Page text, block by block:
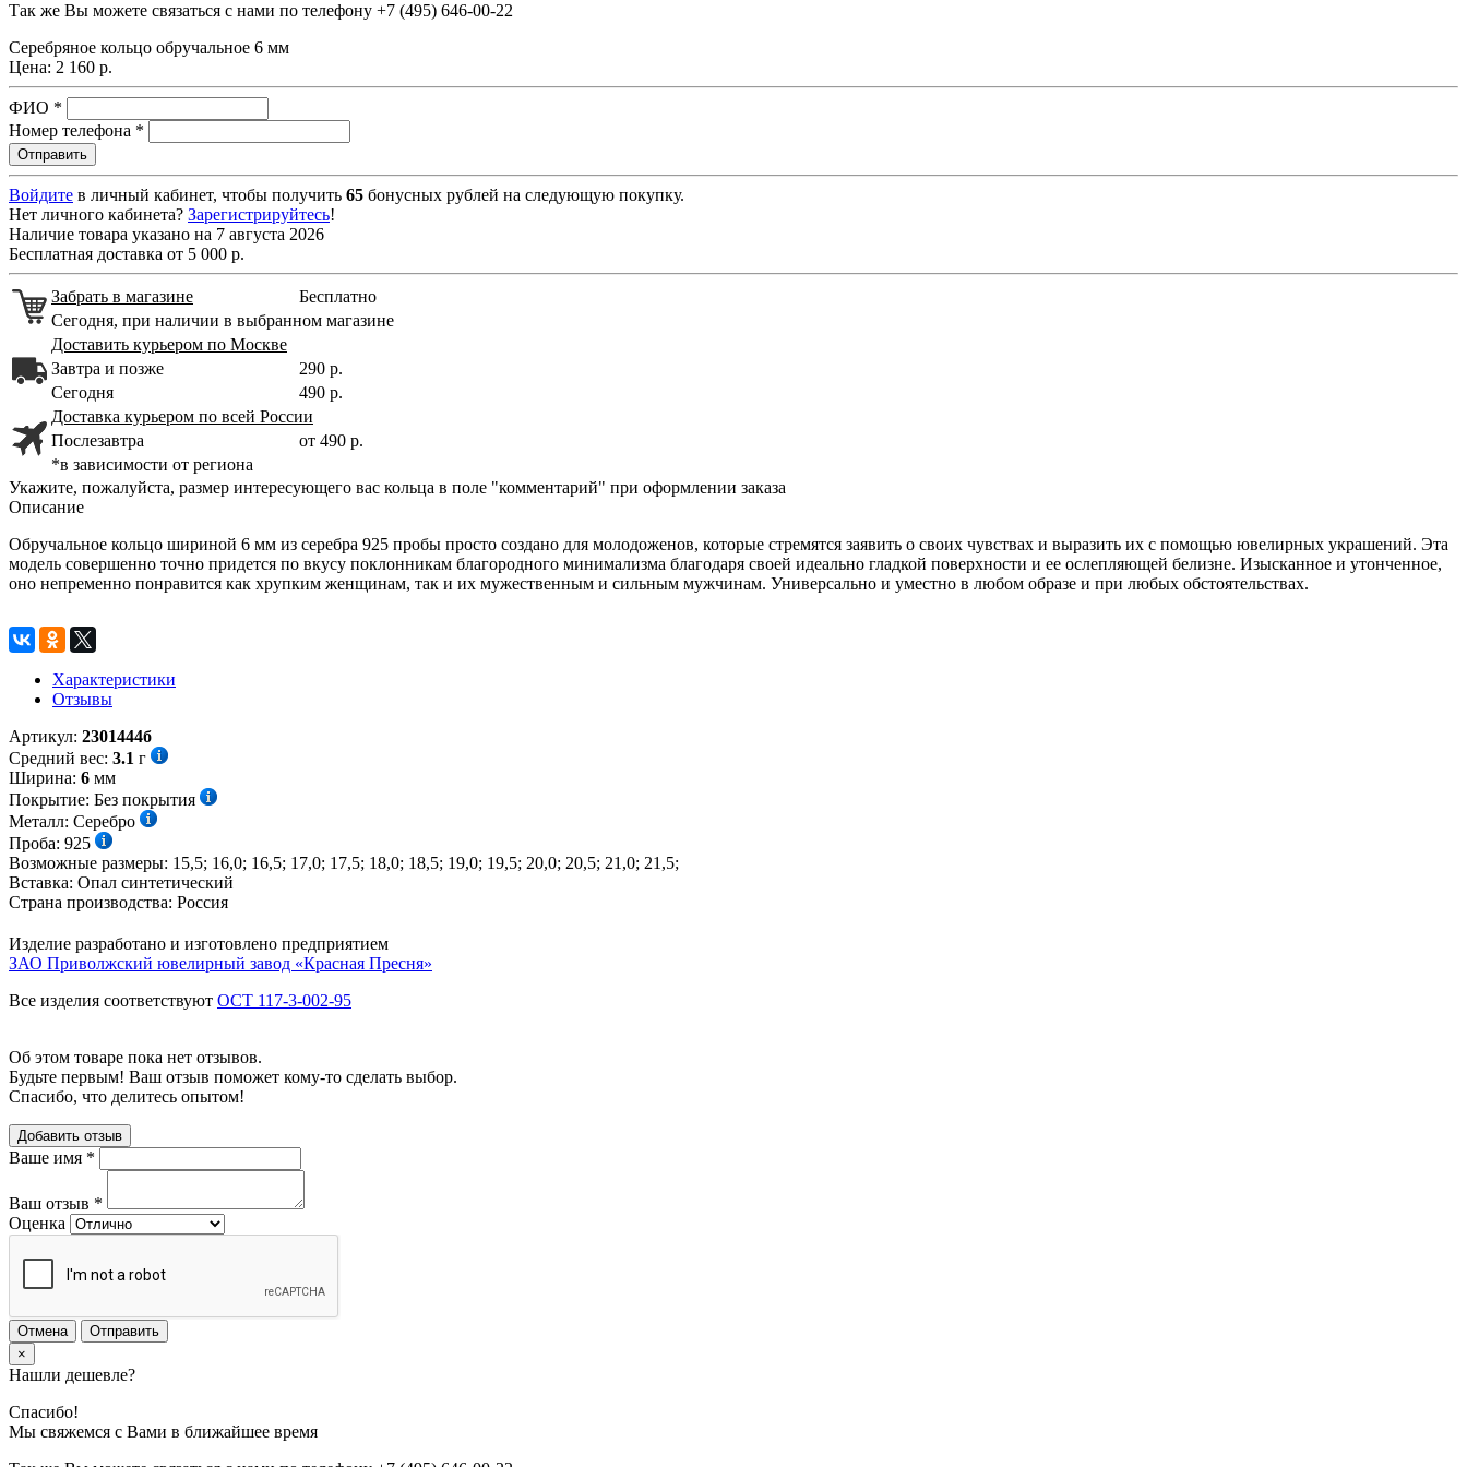
Так же Вы можете связаться с нами по телефону +7 (495) 646-00-22
Серебряное кольцо обручальное 6 мм
Цена: 2 160 р.
ФИО *
Номер телефона *
Войдите в личный кабинет, чтобы получить 65 бонусных рублей на следующую покупку.
Нет личного кабинета? Зарегистрируйтесь!
Наличие товара указано на 7 августа 2026
Бесплатная доставка от 5 000 р.
Забрать в магазине
Бесплатно
Сегодня, при наличии в выбранном магазине
Доставить курьером по Москве
Завтра и позже
290 р.
Сегодня
490 р.
Доставка курьером по всей России
Послезавтра
от 490 р.
*в зависимости от региона
Укажите, пожалуйста, размер интересующего вас кольца в поле "комментарий" при оформлении заказа
Описание
Обручальное кольцо шириной 6 мм из серебра 925 пробы просто создано для молодоженов, которые стремятся заявить о своих чувствах и выразить их с помощью ювелирных украшений. Эта
модель совершенно точно придется по вкусу поклонникам благородного минимализма благодаря своей идеально гладкой поверхности и ее ослепляющей белизне. Изысканное и утонченное,
оно непременно понравится как хрупким женщинам, так и их мужественным и сильным мужчинам. Универсально и уместно в любом образе и при любых обстоятельствах.
Характеристики
Отзывы
Артикул: 2301444б
Средний вес: 3.1 г
Ширина: 6 мм
Покрытие: Без покрытия
Металл: Серебро
Проба: 925
Возможные размеры: 15,5; 16,0; 16,5; 17,0; 17,5; 18,0; 18,5; 19,0; 19,5; 20,0; 20,5; 21,0; 21,5;
Вставка: Опал синтетический
Страна производства: Россия
Изделие разработано и изготовлено предприятием
ЗАО Приволжский ювелирный завод «Красная Пресня»
Все изделия соответствуют ОСТ 117-3-002-95
Об этом товаре пока нет отзывов.
Будьте первым! Ваш отзыв поможет кому-то сделать выбор.
Спасибо, что делитесь опытом!
Добавить отзыв
Ваше имя *
Ваш отзыв *
Оценка
Отмена
Отправить
×
Нашли дешевле?
Спасибо!
Мы свяжемся с Вами в ближайшее время